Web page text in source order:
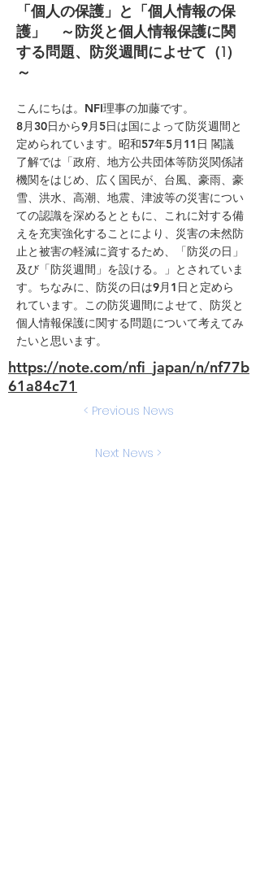
「個人の保護」と「個人情報の保
護」 ～防災と個人情報保護に関
する問題、防災週間によせて（1）
～
こんにちは。NFI理事の加藤です。
8月30日から9月5日は国によって防災週間と
定められています。昭和57年5月11日 閣議
了解では「政府、地方公共団体等防災関係諸
機関をはじめ、広く国民が、台風、豪雨、豪
雪、洪水、高潮、地震、津波等の災害につい
ての認識を深めるとともに、これに対する備
えを充実強化することにより、災害の未然防
止と被害の軽減に資するため、「防災の日」
及び「防災週間」を設ける。」とされていま
す。ちなみに、防災の日は9月1日と定めら
れています。この防災週間によせて、防災と
個人情報保護に関する問題について考えてみ
たいと思います。
https://note.com/nfi_japan/n/nf77b
61a84c71
< Previous News
Next News >